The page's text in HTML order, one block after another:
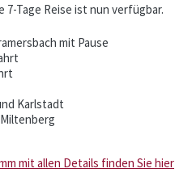
7-Tage Reise ist nun verfügbar.
mit Pause
Karlstadt
mit allen Details finden Sie hier